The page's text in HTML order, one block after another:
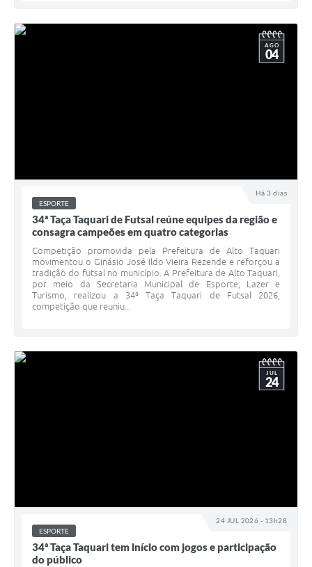
Há 3 dias
AGO
04
ESPORTE
34ª Taça Taquari de Futsal reúne equipes da região e
consagra campeões em quatro categorias
Competição promovida pela Prefeitura de Alto Taquari
movimentou o Ginásio José Ildo Vieira Rezende e reforçou a
tradição do futsal no município. A Prefeitura de Alto Taquari,
por meio da Secretaria Municipal de Esporte, Lazer e
Turismo, realizou a 34ª Taça Taquari de Futsal 2026,
competição que reuniu...
24 JUL 2026 - 13h28
JUL
24
ESPORTE
34ª Taça Taquari tem início com jogos e participação
do público